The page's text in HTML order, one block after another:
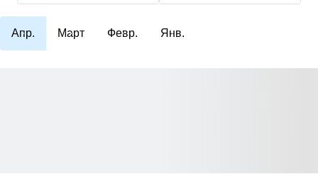
Апр. Март Февр. Янв.